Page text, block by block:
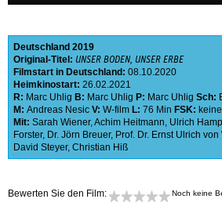
Deutschland 2019
Original-Titel: UNSER BODEN, UNSER ERBE
Filmstart in Deutschland: 08.10.2020
Heimkinostart: 26.02.2021
R: Marc Uhlig B: Marc Uhlig P: Marc Uhlig Sch:
M: Andreas Nesic V: W-film L: 76 Min FSK:
Mit: Sarah Wiener,Achim Heitmann, Ulrich Hampl
Forster, Dr. Jörn Breuer, Prof. Dr. Ernst Ulrich
David Steyer, Christian Hiß
Bewerten Sie den Film: Noch keine